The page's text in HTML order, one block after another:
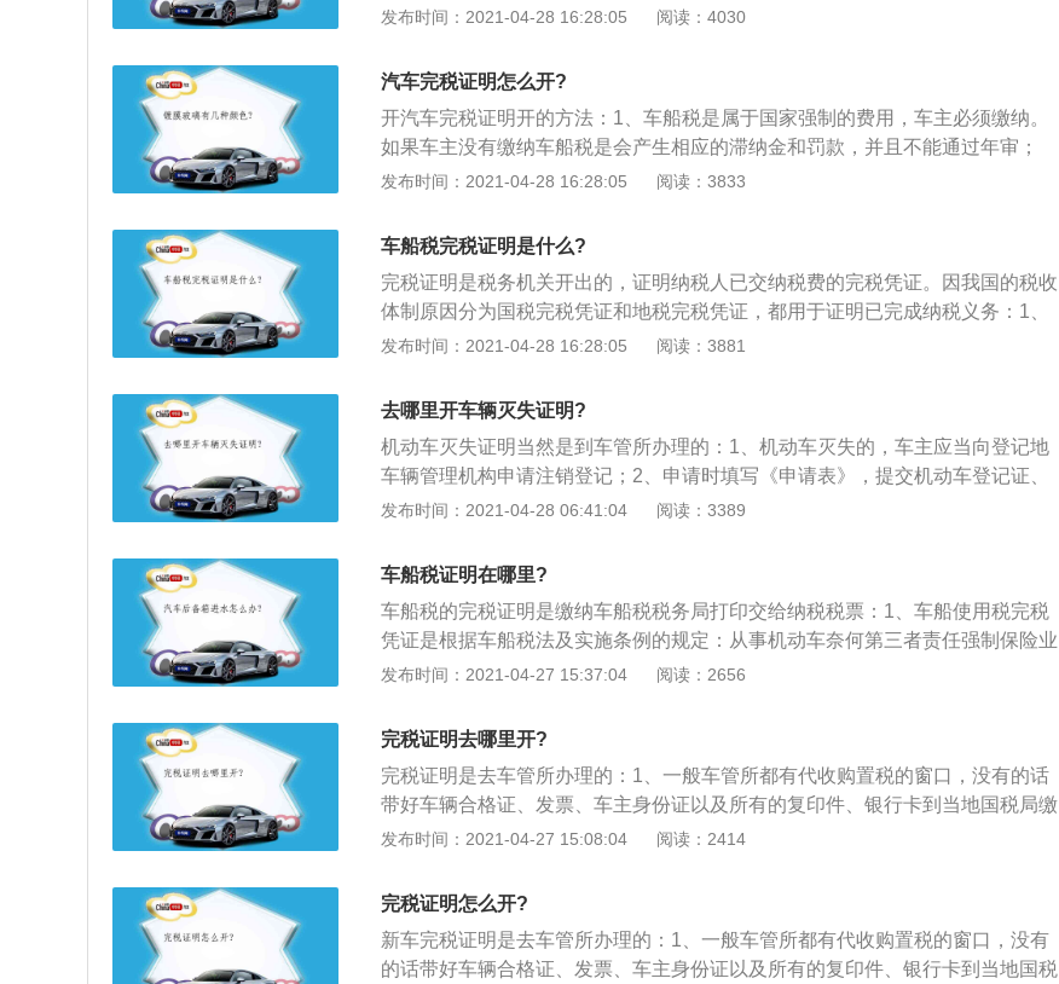
收范围包括汽车、摩托车、电车、挂车、农用运输车。纳税人应当持主管税务机
续；3、纳税人购买自用应税车辆的，应当自购买之日起60日内申报纳税；进口
自用应税车辆的，应当自进口之日起60日内申报纳税；4、自产、受赠、获奖或
者以其他方式取得并自用应税车辆的，应当自取得之日起60日内申报纳税。车辆
购置税税款应当一次缴清；
发布时间：2021-04-28 16:28:05 阅读：4030
汽车完税证明怎么开?
开汽车完税证明开的方法：1、车船税是属于国家强制的费用，车主必须缴纳。
如果车主没有缴纳车船税是会产生相应的滞纳金和罚款，并且不能通过年审；
2、因此，及时缴纳车船税是很有必要的。完税证明是税务机关开出的，证明纳
税务局就会出具车船税完税证明。
发布时间：2021-04-28 16:28:05 阅读：3833
车船税完税证明是什么?
完税证明是税务机关开出的，证明纳税人已交纳税费的完税凭证。因我国的税收
体制原因分为国税完税凭证和地税完税凭证，都用于证明已完成纳税义务：1、
所谓车船税，是指在中华人民共和国境内的车辆、船舶的所有人或者管理人按照
要在投保交强险时缴纳车船税；3、2018年8月1日，财政部、税务总局、工业和
信息化部、交通运输部下发《关于节能新能源车船享受车船税优惠政策的通
知》，要求对符合标准的新能源车船免征车船税，对符合标准的节能汽车减半征
收车船税；
发布时间：2021-04-28 16:28:05 阅读：3881
去哪里开车辆灭失证明?
机动车灭失证明当然是到车管所办理的：1、机动车灭失的，车主应当向登记地
车辆管理机构申请注销登记；2、申请时填写《申请表》，提交机动车登记证、
机动车行驶证、车主身份证明、机动车灭失证明；3、资料齐全后就可以去办理
发布时间：2021-04-28 06:41:04 阅读：3389
车船税证明在哪里?
车船税的完税证明是缴纳车船税税务局打印交给纳税税票：1、车船使用税完税
凭证是根据车船税法及实施条例的规定：从事机动车奈何第三者责任强制保险业
务的保险机构为机动车车船税的扣缴义务人，应当在收取保险费时依法代收车船
在机动车交通事故责任强制保险的保险单以及保费发票上注明已收税款的信息，
作为代收车船税税款凭证；3、车船使用税完税证明，可以去税务机关缴纳，由
税务机关颁发。也可以再保险机构缴纳，由保险机构开具保险单上面注明。对此
国家有着明确的条文规定：“扣缴义务人在代收车船税时，应当在机动车交通事故
责任强制保险的保险单上注明已收税款的信息，作为纳税人完税的证明；4、除
要，可以持注明已收税款信息的保险单，到主管地方税务机关开具完税凭证。
发布时间：2021-04-27 15:37:04 阅读：2656
完税证明去哪里开?
完税证明是去车管所办理的：1、一般车管所都有代收购置税的窗口，没有的话
带好车辆合格证、发票、车主身份证以及所有的复印件、银行卡到当地国税局缴
纳车辆购置税，领取车辆购置税完税证明，一般是只能刷卡不收现金；2、既是
依据。根据政策规定，纳税人应当持主管税务机关出具的完税证明，向公安机关
车辆管理机构办理车辆登记注册手续；没有完税证明的，公安机关车辆管理机构
不得办理车辆登记注册手续；3、便于携带，是车辆通行公路的合法证明之一，
便于车辆通行公路和税务机关稽查车辆缴（免）税时查验；4、是核发车辆购置
发布时间：2021-04-27 15:08:04 阅读：2414
完税证明怎么开?
新车完税证明是去车管所办理的：1、一般车管所都有代收购置税的窗口，没有
的话带好车辆合格证、发票、车主身份证以及所有的复印件、银行卡到当地国税